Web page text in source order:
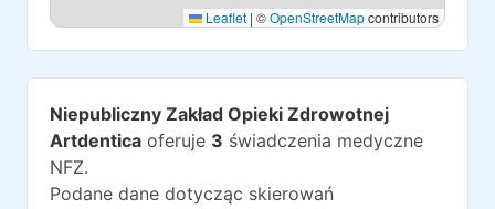
Leaflet | ©OpenStreetMapcontributors
Niepubliczny Zakład Opieki Zdrowotnej
Artdentica oferuje 3 świadczenia medyczne
NFZ.
Podane dane dotycząc skierowań